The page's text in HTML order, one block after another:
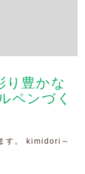
り豊かな
ペンづく
す。 kimidori～